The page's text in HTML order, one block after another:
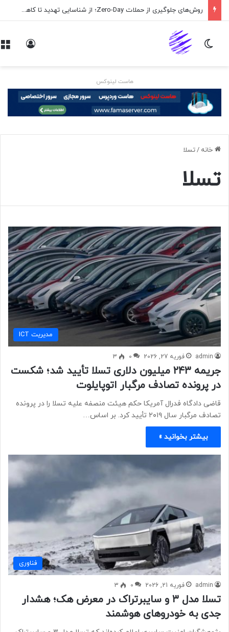
اپلیکیشن پیام‌رسان ایکس در راه است
تغییر پوسته
هاست لینوکس
خانه /تسلا
تسلا
مديريت ICT
admin فوریه 27, 2026 0
3
جریمه ۲۴۳ میلیون دلاری تسلا تأیید شد؛ شکست
در پرونده تصادف مرگبار اتوپایلوت
قاضی دادگاه فدرال آمریکا حکم هیئت منصفه علیه تسلا را در پرونده
تصادف مرگبار سال ۲۰۱۹ تأیید کرد. بر اساس…
بیشتر بخوانید »
فناوری
admin فوریه 21, 2026 0
3
تسلا مدل ۳ و سایبرتراک در معرض هک؛ هشدار
جدی به خودروهای هوشمند